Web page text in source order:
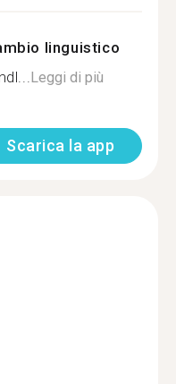
linguistico
Leggi di più
Scarica la app